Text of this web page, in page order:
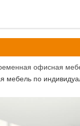
офисная
мебель по